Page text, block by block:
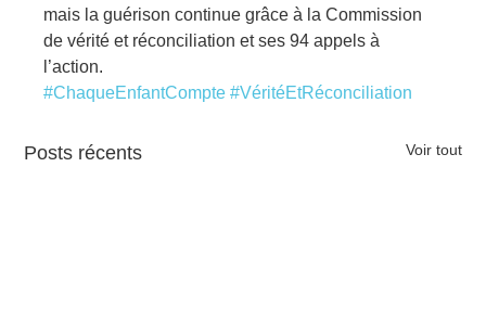
mais la guérison continue grâce à la Commission
de vérité et réconciliation et ses 94 appels à
l’action.
#ChaqueEnfantCompte #VéritéEtRéconciliation
Posts récents Voir tout